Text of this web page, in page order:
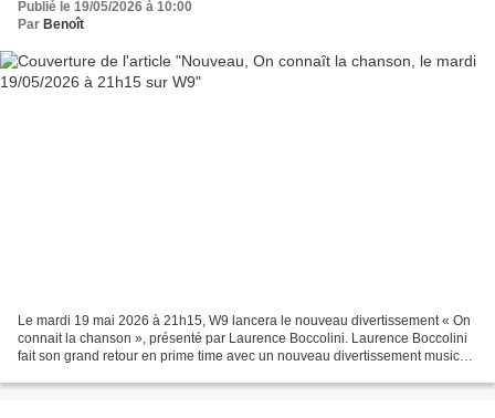
Publié le 19/05/2026 à 10:00
Par Benoît
Le mardi 19 mai 2026 à 21h15, W9 lancera le nouveau divertissement « On
connait la chanson », présenté par Laurence Boccolini. Laurence Boccolini
fait son grand retour en prime time avec un nouveau divertissement musical.